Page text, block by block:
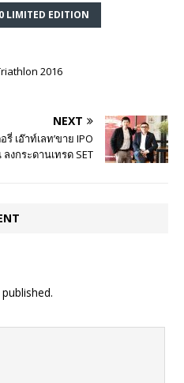
LIMITED EDITION
2016
NEXT
เอ๊าท์เลท’ขาย IPO
งกระดานเทรด SET